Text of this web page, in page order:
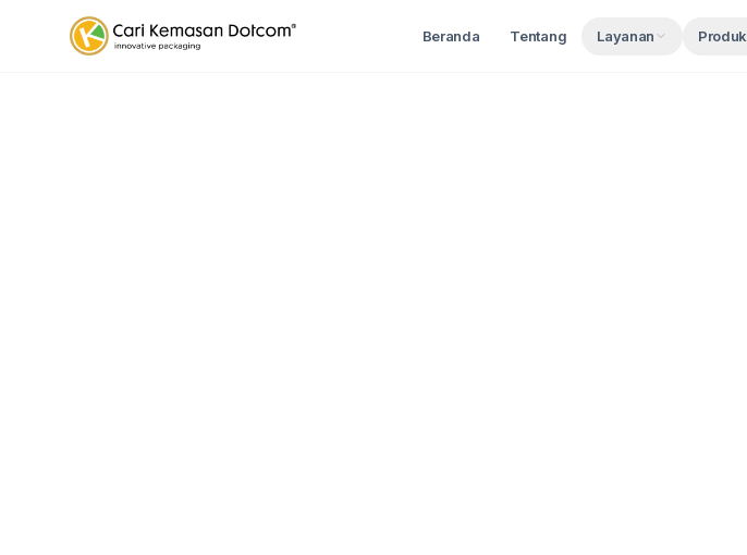
Beranda Tentang Layanan Produk